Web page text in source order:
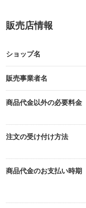
販売店情報
ショップ名
販売事業者名
商品代金以外の必要料金
注文の受け付け方法
商品代金のお支払い時期